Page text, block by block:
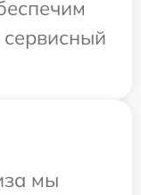
мы